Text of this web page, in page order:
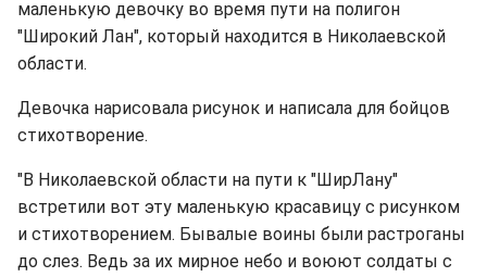
маленькую девочку во время пути на полигон
"Широкий Лан", который находится в Николаевской
области.
Девочка нарисовала рисунок и написала для бойцов
стихотворение.
"В Николаевской области на пути к "ШирЛану"
встретили вот эту маленькую красавицу с рисунком
и стихотворением. Бывалые воины были растроганы
до слез. Ведь за их мирное небо и воюют солдаты с